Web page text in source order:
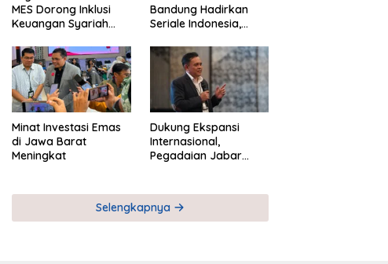
MES Dorong Inklusi
Keuangan Syariah
UMKM
Bandung Hadirkan
Seriale Indonesia,
Global Industri Serial
Minat Investasi Emas
di Jawa Barat
Meningkat
Dukung Ekspansi
Internasional,
Pegadaian Jabar
Pegadaian Timor
Leste
Selengkapnya